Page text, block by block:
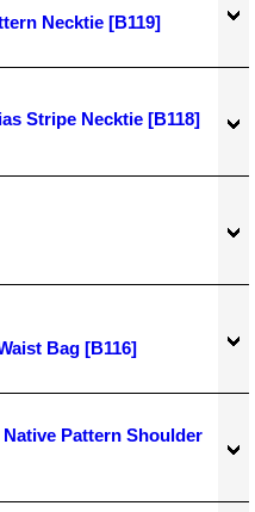
Necktie [B119]
Stripe Necktie [B118]
Bag [B116]
Pattern Shoulder